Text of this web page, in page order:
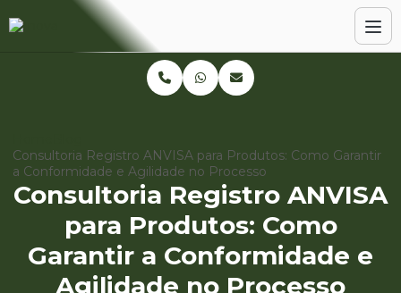
Consultoria Registro ANVISA para Produtos: Como Garantir
a Conformidade e Agilidade no Processo
Consultoria Registro ANVISA
para Produtos: Como
Garantir a Conformidade e
Agilidade no Processo